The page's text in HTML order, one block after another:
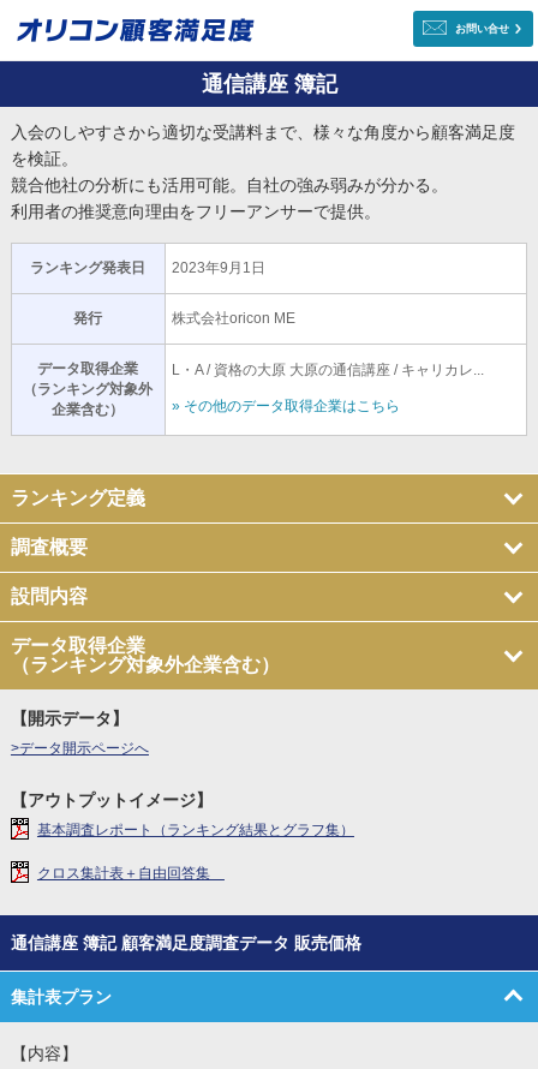
お問い合せ
通信講座 簿記
入会のしやすさから適切な受講料まで、様々な角度から顧客満足度
を検証。
競合他社の分析にも活用可能。自社の強み弱みが分かる。
利用者の推奨意向理由をフリーアンサーで提供。
ランキング発表日 2023年9月1日
発行 株式会社oricon ME
データ取得企業
（ランキング対象外
企業含む）
L・A / 資格の大原 大原の通信講座 / キャリカレ...
» その他のデータ取得企業はこちら
ランキング定義
調査概要
設問内容
データ取得企業
（ランキング対象外企業含む）
【開示データ】
>データ開示ページへ
【アウトプットイメージ】
基本調査レポート（ランキング結果とグラフ集）
クロス集計表＋自由回答集
通信講座 簿記 顧客満足度調査データ 販売価格
集計表プラン
【内容】